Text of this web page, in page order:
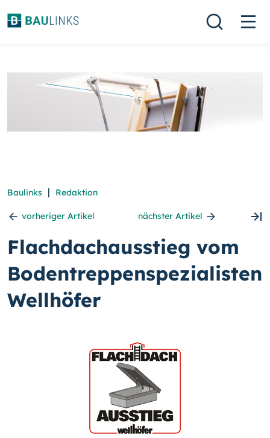
Baulinks | Redaktion
vorheriger Artikel nächster Artikel
Flachdachausstieg vom
Bodentreppenspezialisten
Wellhöfer